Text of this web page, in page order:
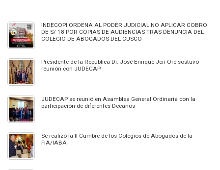
INDECOPI ORDENA AL PODER JUDICIAL NO APLICAR COBRO
DE S/ 18 POR COPIAS DE AUDIENCIAS TRAS DENUNCIA DEL
COLEGIO DE ABOGADOS DEL CUSCO
Presidente de la República Dr. José Enrique Jerí Oré sostuvo
reunión con JUDECAP
JUDECAP se reunió en Asamblea General Ordinaria con la
participación de diferentes Decanos
Se realizó la II Cumbre de los Colegios de Abogados de la
FIA/IABA